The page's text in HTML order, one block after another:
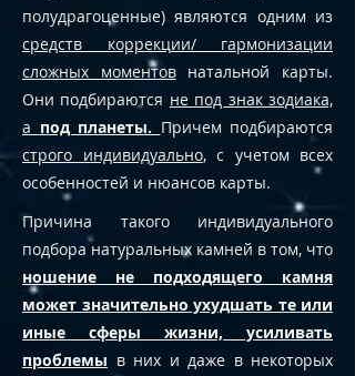
полудрагоценные) являются одним из
средств коррекции/ гармонизации
сложных моментовнатальной карты.
Они подбираются не под знак зодиака,
а под планеты. Причем подбираются
строго индивидуально, с учетом всех
особенностей и нюансов карты.
Причина такого индивидуального
подбора натуральных камней в том, что
ношение не подходящего камня
может значительно ухудшать те или
иные сферы жизни, усиливать
проблемы в них и даже в некоторых